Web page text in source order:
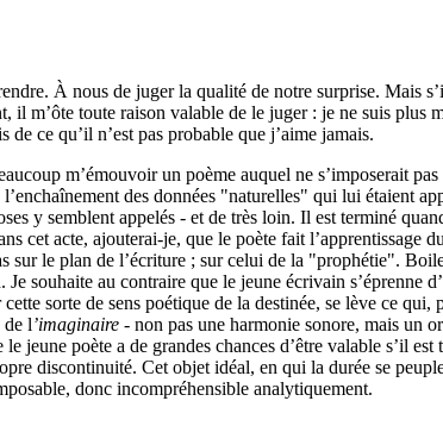
À nous de juger la qualité de notre surprise. Mais
il m’ôte toute raison valable de le juger : je ne suis
ce qu’il n’est pas probable que j’aime jamais.
m’émouvoir un poème auquel ne s’imposerait
des données "naturelles" qui lui étaient
y semblent appelés - et de très loin. Il est terminé
cet acte, ajouterai-je, que le poète fait
sur le plan de l’écriture ; sur celui de la "prophétie".
souhaite au contraire que le jeune écrivain s’éprenne
sorte de sens poétique de la destinée, se lève ce
de l’imaginaire - non pas une harmonie sonore, mais un
jeune poète a de grandes chances d’être valable s’il
discontinuité. Cet objet idéal, en qui la durée se
donc incompréhensible analytiquement.